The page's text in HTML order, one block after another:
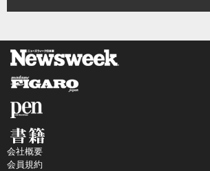
会社概要
会員規約